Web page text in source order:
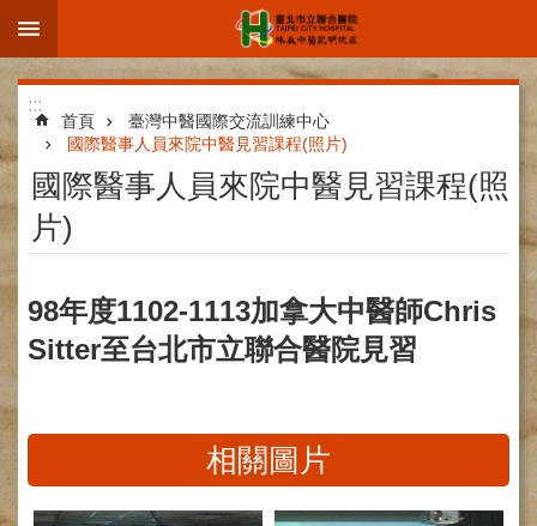
跳到主要內容區塊
進
階
搜
尋
區
簡
科
紹
:::
首頁
臺灣中醫國際交流訓練中心
國際醫事人員來院中醫見習課程(照片)
國際醫事人員來院中醫見習課程(照
片)
98年度1102-1113加拿大中醫師Chris
Sitter至台北市立聯合醫院見習
相關圖片